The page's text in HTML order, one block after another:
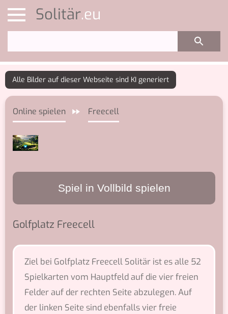
Solitär
Online spielen Freecell
Spiel in Vollbild spielen
Golfplatz Freecell
Ziel bei Golfplatz Freecell Solitär ist es alle 52
Spielkarten vom Hauptfeld auf die vier freien
Felder auf der rechten Seite abzulegen. Auf
der linken Seite sind ebenfalls vier freie